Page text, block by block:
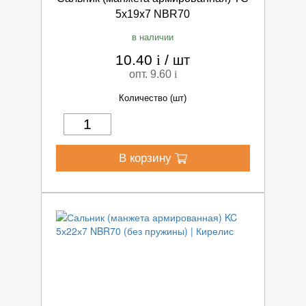
5х19х7 NBR70
в наличии
10.40i / шт
опт. 9.60 i
Количество (шт)
В корзину